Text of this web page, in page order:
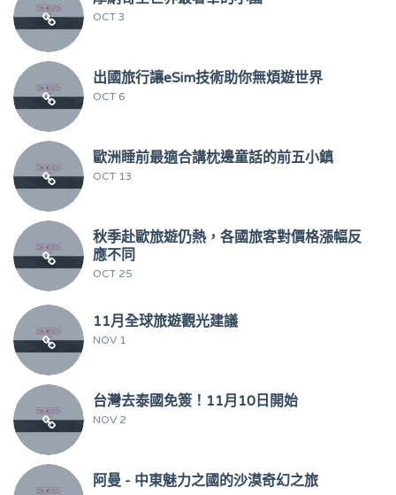
OCT 3
出國旅行讓eSim技術助你無煩遊世界
OCT 6
歐洲睡前最適合講枕邊童話的前五小鎮
OCT 13
秋季赴歐旅遊仍熱，各國旅客對價格漲幅反
應不同
OCT 25
11月全球旅遊觀光建議
NOV 1
台灣去泰國免簽！11月10日開始
NOV 2
阿曼 - 中東魅力之國的沙漠奇幻之旅